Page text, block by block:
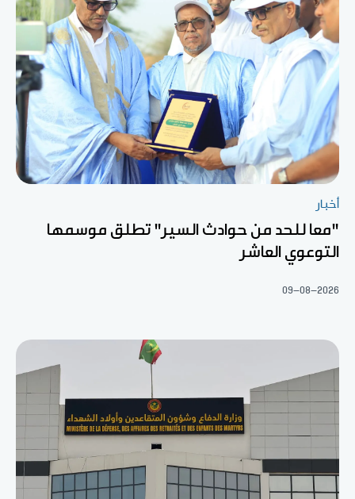
أخبار
"معا للحد من حوادث السير" تطلق موسمها
التوعوي العاشر
09-08-2026